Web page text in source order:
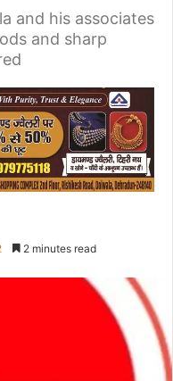
and his associates
and sharp
2 minutes read